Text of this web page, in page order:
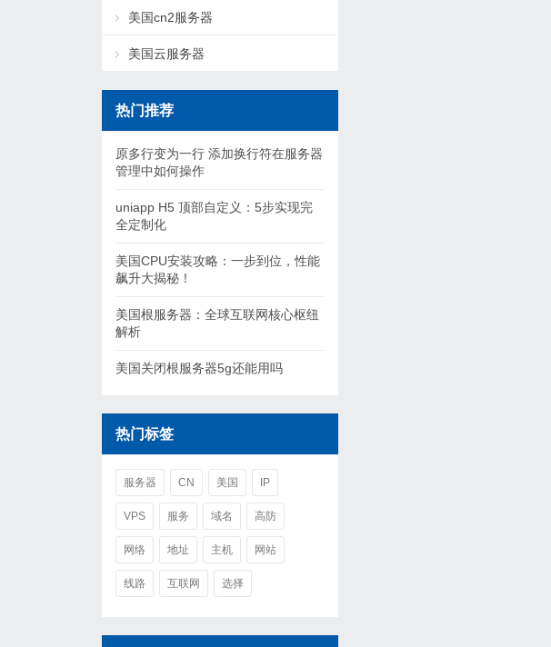
美国cn2服务器
美国云服务器
热门推荐
原多行变为一行 添加换行符在服务器
管理中如何操作
uniapp H5 顶部自定义：5步实现完
全定制化
美国CPU安装攻略：一步到位，性能
飙升大揭秘！
美国根服务器：全球互联网核心枢纽
解析
美国关闭根服务器5g还能用吗
热门标签
服务器 CN 美国 IP
VPS 服务 域名 高防
网络 地址 主机 网站
线路 互联网 选择